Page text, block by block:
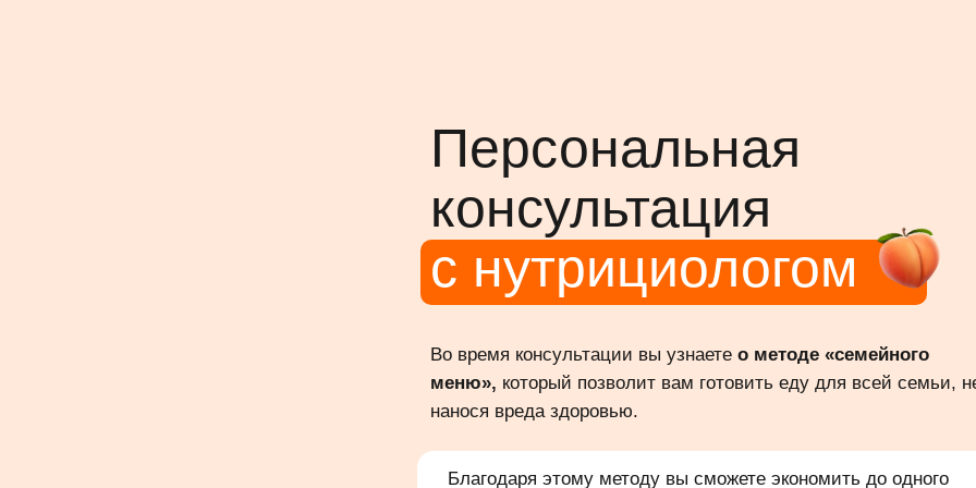
Во время консультации вы узнаете о методе «семейного
меню», который позволит вам готовить еду для всей семьи,
нанося вреда здоровью.
Благодаря этому методу вы сможете экономить до одного
Персональная
консультация
с нутрициологом